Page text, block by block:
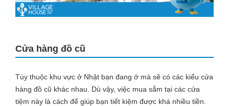
Cửa hàng đồ cũ
Tùy thuộc khu vực ở Nhật bạn đang ở mà sẽ có các kiểu cửa
hàng đồ cũ khác nhau. Dù vậy, việc mua sắm tại các cửa
tiệm này là cách để giúp bạn tiết kiệm được khá nhiều tiền.